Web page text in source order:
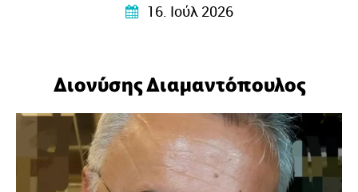
στοχασμούς της σε στίχους που αγγίζουν, ταράζουν και
16. Ιούλ 2026
Διονύσης Διαμαντόπουλος